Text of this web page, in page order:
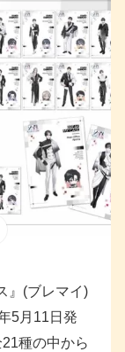
』(ブレマイ)
5月11日発
種の中から